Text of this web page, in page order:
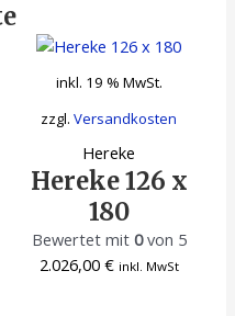
inkl. 19 % MwSt.
zzgl.Versandkosten
Hereke
Hereke 126 x
180
Bewertet mit 0von 5
2.026,00 € inkl. MwSt